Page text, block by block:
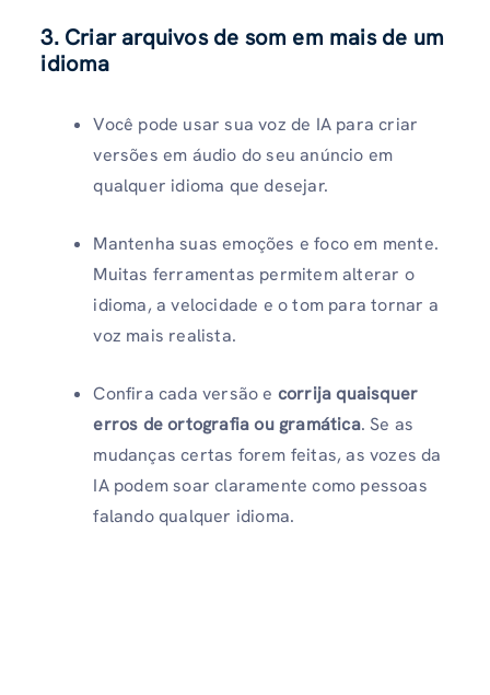
3. Criar arquivos de som em mais de um
idioma
Você pode usar sua voz de IA para criar
versões em áudio do seu anúncio em
qualquer idioma que desejar.
Mantenha suas emoções e foco em mente.
Muitas ferramentas permitem alterar o
idioma, a velocidade e o tom para tornar a
voz mais realista.
Confira cada versão e corrija quaisquer
erros de ortografia ou gramática. Se as
mudanças certas forem feitas, as vozes da
IA ​​podem soar claramente como pessoas
falando qualquer idioma.